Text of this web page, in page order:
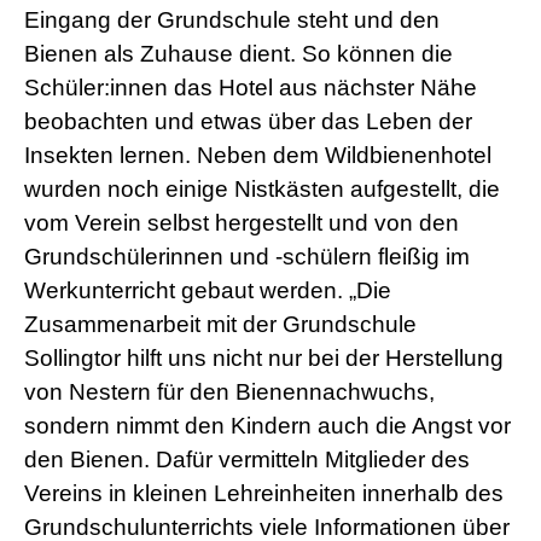
Eingang der Grundschule steht und den
Bienen als Zuhause dient. So können die
Schüler:innen das Hotel aus nächster Nähe
beobachten und etwas über das Leben der
Insekten lernen. Neben dem Wildbienenhotel
wurden noch einige Nistkästen aufgestellt, die
vom Verein selbst hergestellt und von den
Grundschülerinnen und -schülern fleißig im
Werkunterricht gebaut werden. „Die
Zusammenarbeit mit der Grundschule
Sollingtor hilft uns nicht nur bei der Herstellung
von Nestern für den Bienennachwuchs,
sondern nimmt den Kindern auch die Angst vor
den Bienen. Dafür vermitteln Mitglieder des
Vereins in kleinen Lehreinheiten innerhalb des
Grundschulunterrichts viele Informationen über